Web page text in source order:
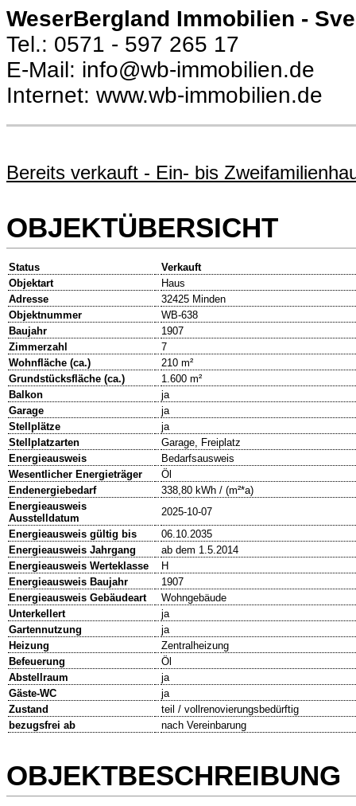
WeserBergland Immobilien -
Tel.: 0571 - 597 265 17
E-Mail: info@wb-immobilien.de
Internet: www.wb-immobilien.de
Bereits verkauft - Ein- bis
OBJEKTÜBERSICHT
Status
Verkauft
Objektart
Haus
Adresse
32425 Minden
Objektnummer
WB-638
Baujahr
1907
Zimmerzahl
7
Wohnfläche (ca.)
210 m²
Grundstücksfläche (ca.)
1.600 m²
Balkon
ja
Garage
ja
Stellplätze
ja
Stellplatzarten
Garage, Freiplatz
Energieausweis
Bedarfsausweis
Wesentlicher Energieträger
Öl
Endenergiebedarf
338,80 kWh / (m²*a)
Energieausweis
Ausstelldatum
2025-10-07
Energieausweis gültig bis
06.10.2035
Energieausweis Jahrgang
ab dem 1.5.2014
Energieausweis Werteklasse
H
Energieausweis Baujahr
1907
Energieausweis Gebäudeart
Wohngebäude
Unterkellert
ja
Gartennutzung
ja
Heizung
Zentralheizung
Befeuerung
Öl
Abstellraum
ja
Gäste-WC
ja
Zustand
teil / vollrenovierungsbedürftig
bezugsfrei ab
nach Vereinbarung
OBJEKTBESCHREIBUNG